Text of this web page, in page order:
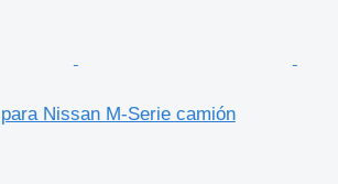
Nissan M-Serie camión